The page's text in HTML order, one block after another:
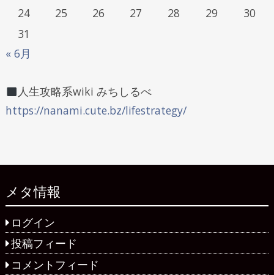
24
25 26 27 28 29
30
31
« 6月
人生攻略系wiki みちしるべ
https://nanami.cute.bz/lifestrategy/
メタ情報
ログイン
投稿フィード
コメントフィード